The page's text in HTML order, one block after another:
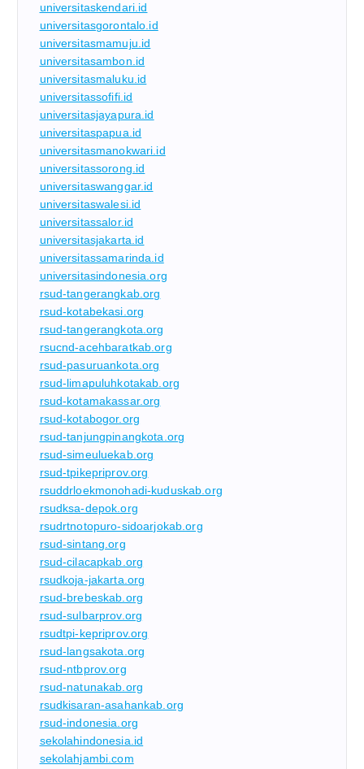
universitaskendari.id
universitasgorontalo.id
universitasmamuju.id
universitasambon.id
universitasmaluku.id
universitassofifi.id
universitasjayapura.id
universitaspapua.id
universitasmanokwari.id
universitassorong.id
universitaswanggar.id
universitaswalesi.id
universitassalor.id
universitasjakarta.id
universitassamarinda.id
universitasindonesia.org
rsud-tangerangkab.org
rsud-kotabekasi.org
rsud-tangerangkota.org
rsucnd-acehbaratkab.org
rsud-pasuruankota.org
rsud-limapuluhkotakab.org
rsud-kotamakassar.org
rsud-kotabogor.org
rsud-tanjungpinangkota.org
rsud-simeuluekab.org
rsud-tpikepriprov.org
rsuddrloekmonohadi-kuduskab.org
rsudksa-depok.org
rsudrtnotopuro-sidoarjokab.org
rsud-sintang.org
rsud-cilacapkab.org
rsudkoja-jakarta.org
rsud-brebeskab.org
rsud-sulbarprov.org
rsudtpi-kepriprov.org
rsud-langsakota.org
rsud-ntbprov.org
rsud-natunakab.org
rsudkisaran-asahankab.org
rsud-indonesia.org
sekolahindonesia.id
sekolahjambi.com